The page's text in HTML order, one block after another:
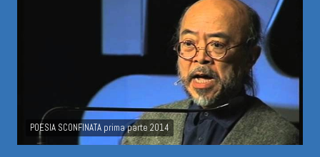
POESIA SCONFINATA prima parte 2014